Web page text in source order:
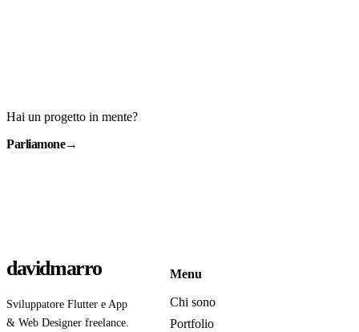
Hai un progetto in mente?
Parliamone→
davidmarro
Sviluppatore Flutter e App
& Web Designer freelance.
Menu
Chi sono
Portfolio